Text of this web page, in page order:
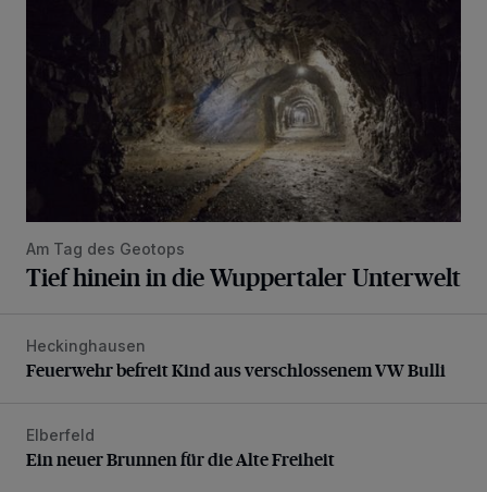
Am Tag des Geotops
Tief hinein in die Wuppertaler Unterwelt
Feuerwehr befreit Kind aus verschlossenem VW Bulli
Heckinghausen
Feuerwehr befreit Kind aus verschlossenem VW Bulli
Ein neuer Brunnen für die Alte Freiheit
Elberfeld
Ein neuer Brunnen für die Alte Freiheit